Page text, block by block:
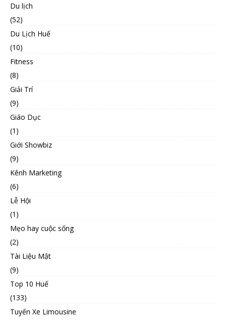
Du lịch
(52)
Du Lịch Huế
(10)
Fitness
(8)
Giải Trí
(9)
Giáo Dục
(1)
Giới Showbiz
(9)
Kênh Marketing
(6)
Lễ Hội
(1)
Mẹo hay cuộc sống
(2)
Tài Liệu Mật
(9)
Top 10 Huế
(133)
Tuyến Xe Limousine